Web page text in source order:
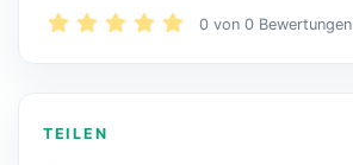
0 von0 Bewertungen
TEILEN